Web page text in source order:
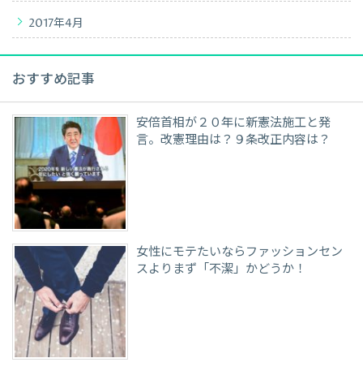
2017年4月
おすすめ記事
安倍首相が２０年に新憲法施工と発
言。改憲理由は？９条改正内容は？
女性にモテたいならファッションセン
スよりまず「不潔」かどうか！